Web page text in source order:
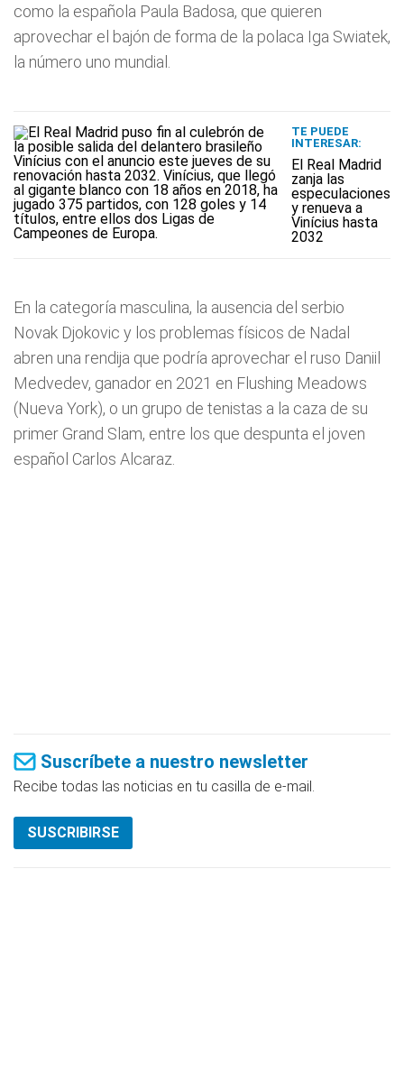
como la española Paula Badosa, que quieren
aprovechar el bajón de forma de la polaca Iga Swiatek,
la número uno mundial.
TE PUEDE
INTERESAR:
El Real Madrid
zanja las
especulaciones
y renueva a
Vinícius hasta
2032
En la categoría masculina, la ausencia del serbio
Novak Djokovic y los problemas físicos de Nadal
abren una rendija que podría aprovechar el ruso Daniil
Medvedev, ganador en 2021 en Flushing Meadows
(Nueva York), o un grupo de tenistas a la caza de su
primer Grand Slam, entre los que despunta el joven
español Carlos Alcaraz.
Suscríbete a nuestro newsletter
Recibe todas las noticias en tu casilla de e-mail.
SUSCRIBIRSE